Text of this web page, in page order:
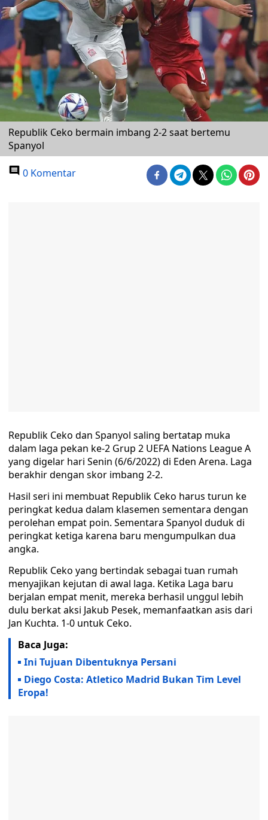
Republik Ceko bermain imbang 2-2 saat bertemu
Spanyol
0 Komentar
Republik Ceko dan Spanyol saling bertatap muka
dalam laga pekan ke-2 Grup 2 UEFA Nations League A
yang digelar hari Senin (6/6/2022) di Eden Arena. Laga
berakhir dengan skor imbang 2-2.
Hasil seri ini membuat Republik Ceko harus turun ke
peringkat kedua dalam klasemen sementara dengan
perolehan empat poin. Sementara Spanyol duduk di
peringkat ketiga karena baru mengumpulkan dua
angka.
Republik Ceko yang bertindak sebagai tuan rumah
menyajikan kejutan di awal laga. Ketika Laga baru
berjalan empat menit, mereka berhasil unggul lebih
dulu berkat aksi Jakub Pesek, memanfaatkan asis dari
Jan Kuchta. 1-0 untuk Ceko.
Baca Juga:
Ini Tujuan Dibentuknya Persani
Diego Costa: Atletico Madrid Bukan Tim Level
Eropa!